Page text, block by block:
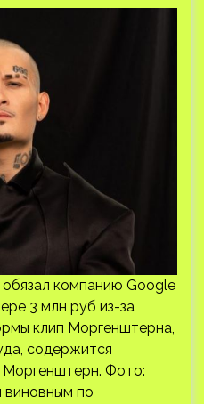
обязал компанию Google
3 млн руб из-за
клип Моргенштерна,
содержится
Моргенштерн. Фото:
виновным по